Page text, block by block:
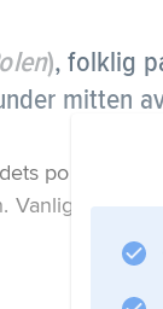
),folklig
mitten
Vanligen har